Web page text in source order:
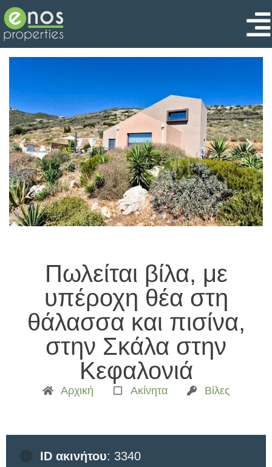
Πωλείται βίλα, με
υπέροχη θέα στη
θάλασσα και πισίνα,
στην Σκάλα στην
Κεφαλονιά
Αρχική Ακίνητα Βίλες
ID ακινήτου: 3340